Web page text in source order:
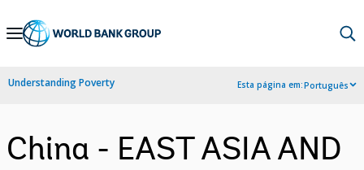
Skip
Navigation
Understanding Poverty Esta página em:Português
China - EAST ASIA AND